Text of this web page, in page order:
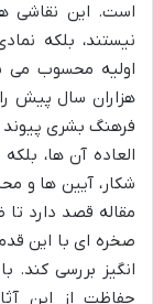
است. این نقاشی
نیستند، بلکه
اولیه محسوب می
هزاران سال پیش
فرهنگ بشری
العاده آن ها،
شکار، آیین ها و
مقاله قصد دارد
صخره ای با این
انگیز بررسی کند.
حفاظت از این